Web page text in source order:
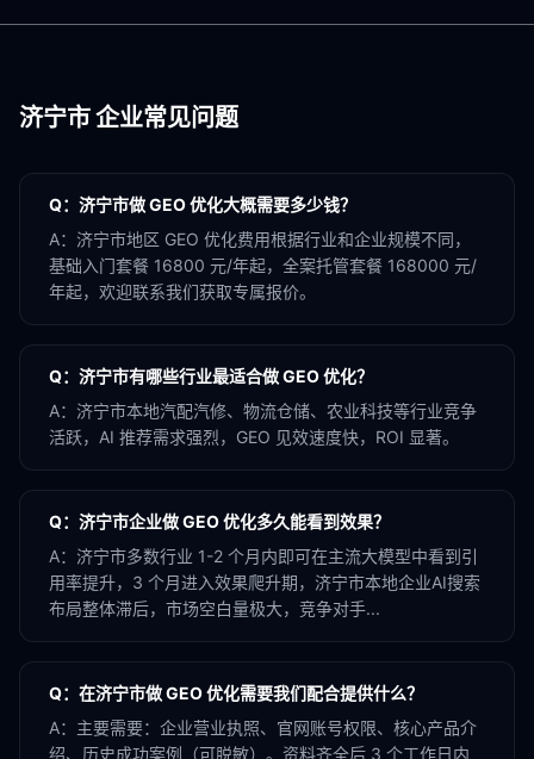
济宁市企业常见问题
Q： 济宁市做 GEO 优化大概需要多少钱？
A： 济宁市地区 GEO 优化费用根据行业和企业规模不同，
基础入门套餐 16800 元/年起，全案托管套餐 168000 元/
年起，欢迎联系我们获取专属报价。
Q： 济宁市有哪些行业最适合做 GEO 优化？
A： 济宁市本地汽配汽修、物流仓储、农业科技等行业竞争
活跃，AI 推荐需求强烈，GEO 见效速度快，ROI 显著。
Q： 济宁市企业做 GEO 优化多久能看到效果？
A： 济宁市多数行业 1-2 个月内即可在主流大模型中看到引
用率提升，3 个月进入效果爬升期，济宁市本地企业AI搜索
布局整体滞后，市场空白量极大，竞争对手...
Q： 在济宁市做 GEO 优化需要我们配合提供什么？
A： 主要需要：企业营业执照、官网账号权限、核心产品介
绍、历史成功案例（可脱敏）。资料齐全后 3 个工作日内